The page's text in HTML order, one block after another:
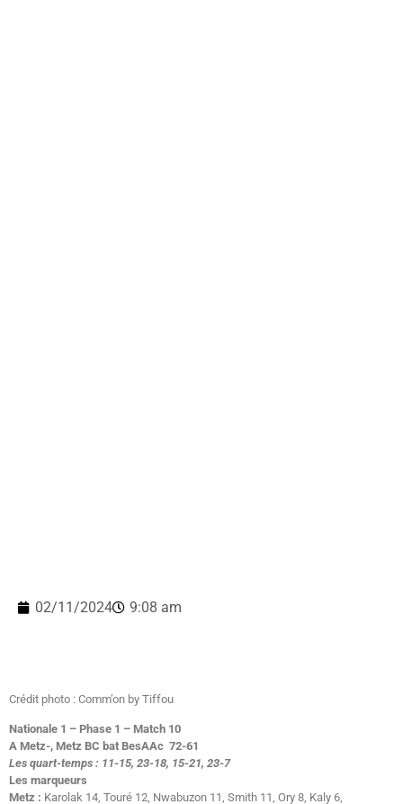
02/11/2024 9:08 am
Crédit photo : Comm’on by Tiffou
Nationale 1 – Phase 1 – Match 10
A Metz-, Metz BC bat BesAAc 72-61
Les quart-temps : 11-15, 23-18, 15-21, 23-7
Les marqueurs
Metz : Karolak 14, Touré 12, Nwabuzon 11, Smith 11, Ory 8, Kaly 6,